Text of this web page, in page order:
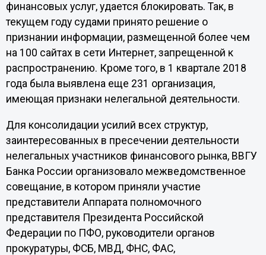
финансовых услуг, удается блокировать. Так, в
текущем году судами принято решение о
признании информации, размещенной более чем
на 100 сайтах в сети Интернет, запрещенной к
распространению. Кроме того, в 1 квартале 2018
года была выявлена еще 231 организация,
имеющая признаки нелегальной деятельности.
Для консолидации усилий всех структур,
заинтересованных в пресечении деятельности
нелегальных участников финансового рынка, ВВГУ
Банка России организовало межведомственное
совещание, в котором приняли участие
представители Аппарата полномочного
представителя Президента Российской
Федерации по ПФО, руководители органов
прокуратуры, ФСБ, МВД, ФНС, ФАС,